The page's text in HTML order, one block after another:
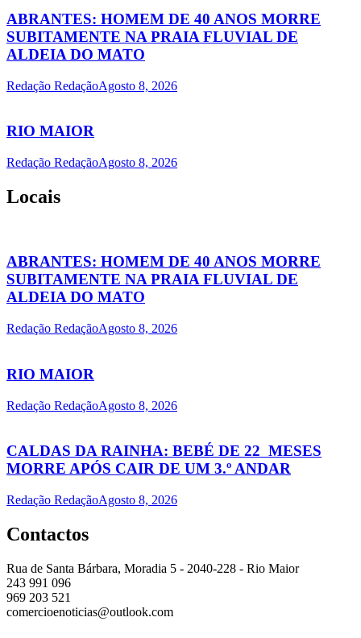
ABRANTES: HOMEM DE 40 ANOS MORRE
SUBITAMENTE NA PRAIA FLUVIAL DE
ALDEIA DO MATO
Redação RedaçãoAgosto 8, 2026
RIO MAIOR
Redação RedaçãoAgosto 8, 2026
Locais
ABRANTES: HOMEM DE 40 ANOS MORRE
SUBITAMENTE NA PRAIA FLUVIAL DE
ALDEIA DO MATO
Redação RedaçãoAgosto 8, 2026
RIO MAIOR
Redação RedaçãoAgosto 8, 2026
CALDAS DA RAINHA: BEBÉ DE 22 MESES
MORRE APÓS CAIR DE UM 3.º ANDAR
Redação RedaçãoAgosto 8, 2026
Contactos
Rua de Santa Bárbara, Moradia 5 - 2040-228 - Rio Maior
243 991 096
969 203 521
comercioenoticias@outlook.com